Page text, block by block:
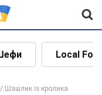
Local
Шашлик із кролика